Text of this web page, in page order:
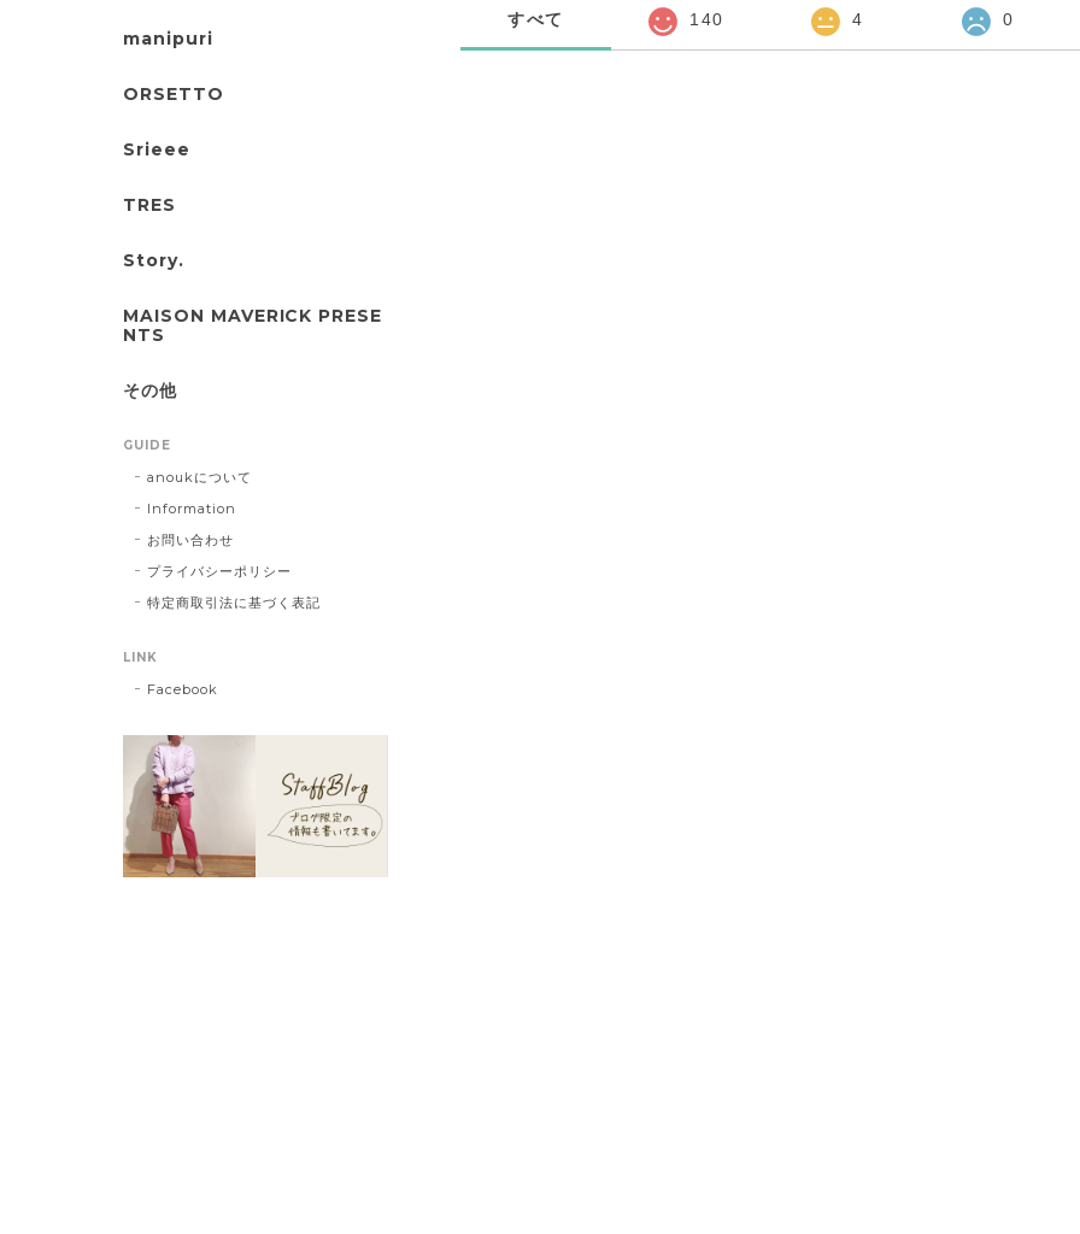
すべて 140 4 0
manipuri
ORSETTO
Srieee
TRES
Story.
MAISON MAVERICK PRESE
NTS
その他
GUIDE
anoukについて
Information
お問い合わせ
プライバシーポリシー
特定商取引法に基づく表記
LINK
Facebook